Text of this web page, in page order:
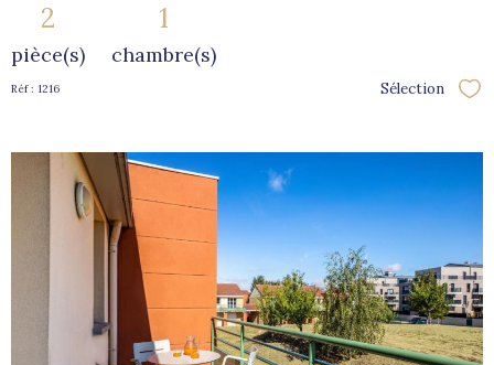
2
pièce(s)
1
chambre(s)
Réf : 1216 Sélection
voir le
bien